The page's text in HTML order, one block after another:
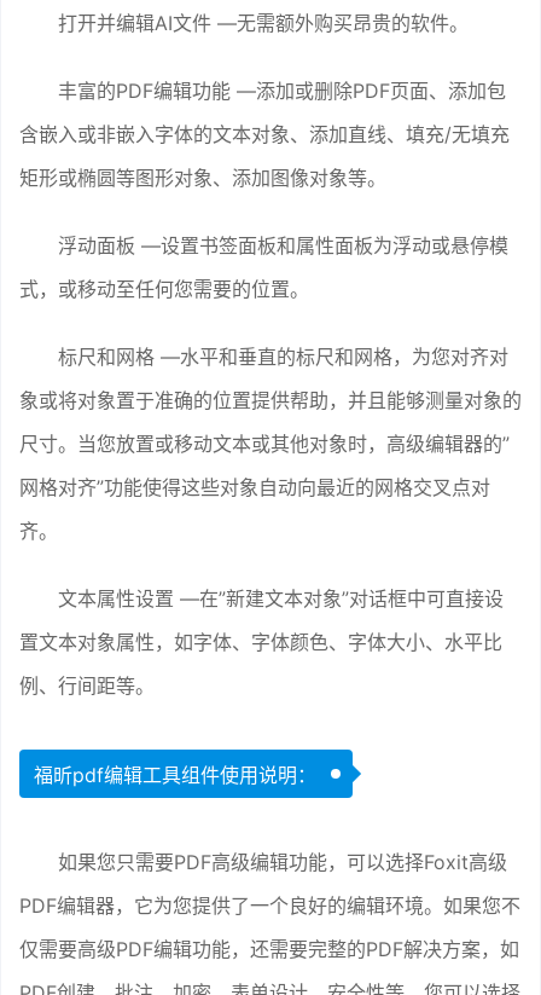
打开并编辑AI文件 —无需额外购买昂贵的软件。
丰富的PDF编辑功能 —添加或删除PDF页面、添加包
含嵌入或非嵌入字体的文本对象、添加直线、填充/无填充
矩形或椭圆等图形对象、添加图像对象等。
浮动面板 —设置书签面板和属性面板为浮动或悬停模
式，或移动至任何您需要的位置。
标尺和网格 —水平和垂直的标尺和网格，为您对齐对
象或将对象置于准确的位置提供帮助，并且能够测量对象的
尺寸。当您放置或移动文本或其他对象时，高级编辑器的”
网格对齐”功能使得这些对象自动向最近的网格交叉点对
齐。
文本属性设置 —在”新建文本对象”对话框中可直接设
置文本对象属性，如字体、字体颜色、字体大小、水平比
例、行间距等。
福昕pdf编辑工具组件使用说明：
如果您只需要PDF高级编辑功能，可以选择Foxit高级
PDF编辑器，它为您提供了一个良好的编辑环境。如果您不
仅需要高级PDF编辑功能，还需要完整的PDF解决方案，如